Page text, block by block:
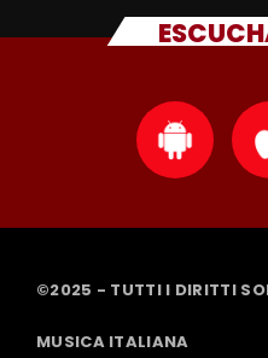
©2025 - TUTTI I DIRITTI
MUSICA ITALIANA